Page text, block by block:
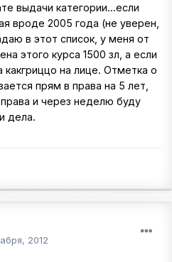
выдачи категории...если
вроде 2005 года (не уверен,
в этот список, у меня от
этого курса 1500 зл, а если
на лице. Отметка о
прям в права на 5 лет,
и через неделю буду
дела.
2012